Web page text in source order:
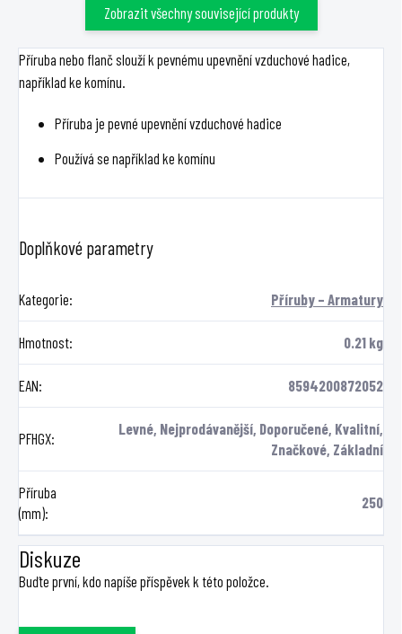
Zobrazit všechny související produkty
Příruba nebo flanč slouží k pevnému upevnění vzduchové hadice,
například ke komínu.
Příruba je pevné upevnění vzduchové hadice
Používá se například ke komínu
Doplňkové parametry
Kategorie: Příruby – Armatury
Hmotnost: 0.21 kg
EAN: 8594200872052
PFHGX:
Levné, Nejprodávanější, Doporučené, Kvalitní,
Značkové, Základní
Příruba
(mm):
250
Diskuze
Buďte první, kdo napíše příspěvek k této položce.